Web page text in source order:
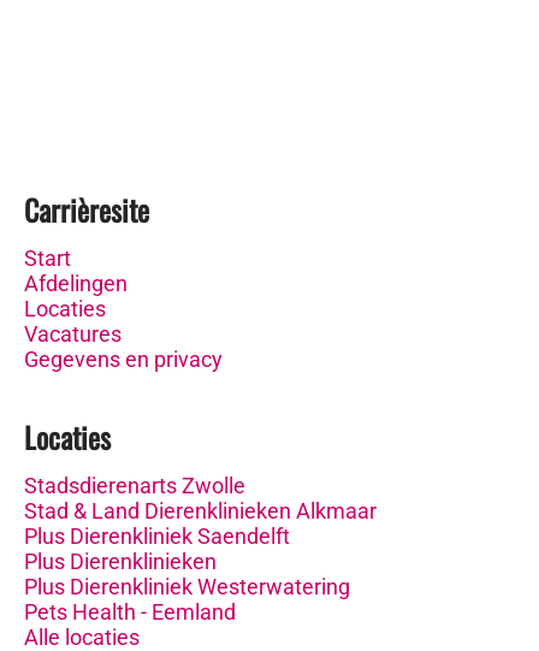
Carrièresite
Start
Afdelingen
Locaties
Vacatures
Gegevens en privacy
Locaties
Stadsdierenarts Zwolle
Stad & Land Dierenklinieken Alkmaar
Plus Dierenkliniek Saendelft
Plus Dierenklinieken
Plus Dierenkliniek Westerwatering
Pets Health - Eemland
Alle locaties